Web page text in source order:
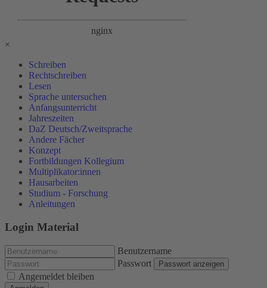
×
Schreiben
Rechtschreiben
Lesen
Sprache untersuchen
Anfangsunterricht
Jahreszeiten
DaZ Deutsch/Zweitsprache
Andere Fächer
Konzept
Fortbildungen Kollegium
Multiplikator:innen
Hausarbeiten
Studium - Forschung
Anleitungen
Login Material
Benutzername
Passwort
Passwort anzeigen
Angemeldet bleiben